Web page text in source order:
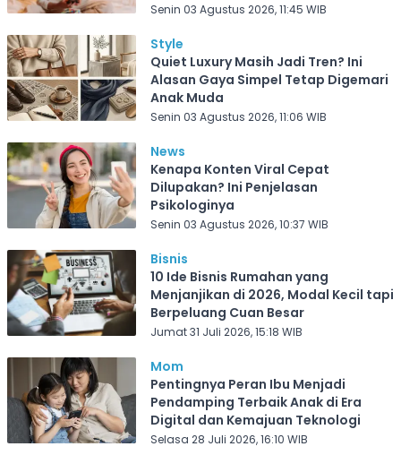
Senin 03 Agustus 2026, 11:45 WIB
Style
Quiet Luxury Masih Jadi Tren? Ini
Alasan Gaya Simpel Tetap Digemari
Anak Muda
Senin 03 Agustus 2026, 11:06 WIB
News
Kenapa Konten Viral Cepat
Dilupakan? Ini Penjelasan
Psikologinya
Senin 03 Agustus 2026, 10:37 WIB
Bisnis
10 Ide Bisnis Rumahan yang
Menjanjikan di 2026, Modal Kecil tapi
Berpeluang Cuan Besar
Jumat 31 Juli 2026, 15:18 WIB
Mom
Pentingnya Peran Ibu Menjadi
Pendamping Terbaik Anak di Era
Digital dan Kemajuan Teknologi
Selasa 28 Juli 2026, 16:10 WIB